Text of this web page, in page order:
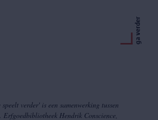
ga verder
verder' is een samenwerking tussen
Erfgoedbibliotheek Hendrik Conscience,